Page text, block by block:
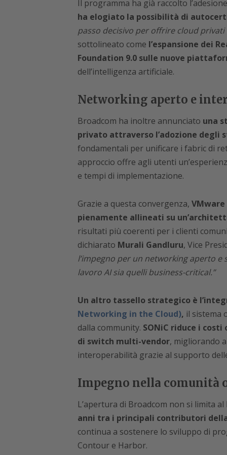
Il programma ha già raccolto
ha elogiato la possibilità di
passo decisivo per offrire cloud
sottolineato come l’espansione dei
Foundation 9.0 sulle nuove
dell’intelligenza artificiale.
Networking aperto e
Broadcom ha inoltre annunciato una
privato attraverso l’adozione degli
fondamentali per unificare i fabric di
approccio offre agli utenti
e tempi di implementazione.
Grazie a questa convergenza, VMware
pienamente allineati su
risultati più coerenti per i clienti
dichiarato Murali Gandluru, Vice
l’impegno per un networking aperto
lavoro AI sia quelli business-critical.”
Un altro tassello strategico è
Networking in the Cloud), il sistema
dalla community. SONiC riduce i
di switch multi-vendor, migliorando
interoperabilità grazie al supporto
Impegno nella comunità
L’apertura di Broadcom non si limita
anni tra i principali contributori
continua a sostenere lo sviluppo di
Contour e Harbor.